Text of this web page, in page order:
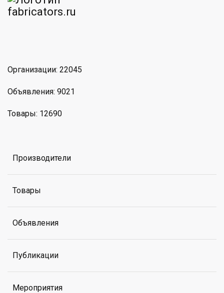
Организации: 22045
Объявления: 9021
Товары: 12690
Производители
Товары
Объявления
Публикации
Мероприятия